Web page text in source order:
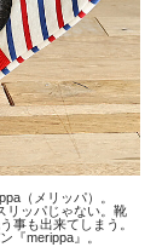
（メリッパ）。
リッパじゃない。靴
事も出来てしまう。
『merippa』。